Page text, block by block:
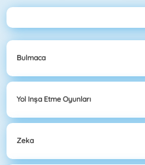
Bulmaca
Yol Inşa Etme Oyunları
Zeka